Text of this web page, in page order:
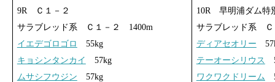
9R Ｃ１－２
サラブレッド系 Ｃ１－２ 1400m
イエデゴロゴロ
55kg
キョシンタンカイ
57kg
ムサシフウジン 57kg
10R 早明浦ダム特
サラブレッド系
ディアセオリー
テーオーシリウス
ワクワクドリーム